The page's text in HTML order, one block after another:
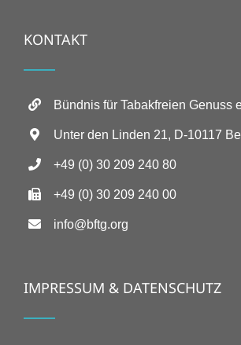
KONTAKT
Bündnis für Tabakfreien Genuss
Unter den Linden 21, D-10117
+49 (0) 30 209 240 80
+49 (0) 30 209 240 00
info@bftg.org
IMPRESSUM & DATENSCHUTZ